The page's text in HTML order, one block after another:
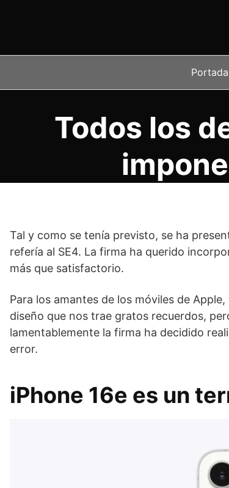
Portada
Todos los
Tal y como se tenía previsto, se ha
refería al SE4. La firma ha querido
más que satisfactorio.
Para los amantes de los móviles de
diseño que nos trae gratos recuerdos,
lamentablemente la firma ha decidido
error.
iPhone 16e es un